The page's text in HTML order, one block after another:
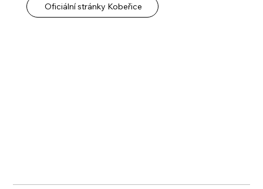
Oficiální stránky Kobeřice